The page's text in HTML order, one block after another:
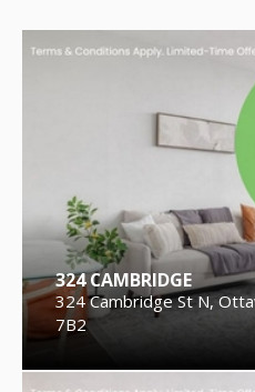
324 CAMBRIDGE
324 Cambridge St N,
7B2